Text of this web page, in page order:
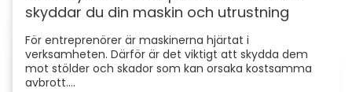
skyddar du din maskin och utrustning
För entreprenörer är maskinerna hjärtat i
verksamheten. Därför är det viktigt att skydda dem
mot stölder och skador som kan orsaka kostsamma
avbrott....